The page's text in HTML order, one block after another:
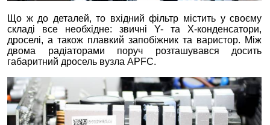
Що ж до деталей, то вхідний фільтр містить у своєму
складі все необхідне: звичні Y- та X-конденсатори,
дроселі, а також плавкий запобіжник та варистор. Між
двома радіаторами поруч розташувався досить
габаритний дросель вузла APFC.